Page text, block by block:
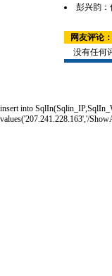
彭兴韵：
网友评论：
没有任何
insert into
values('207.241.228.163','/